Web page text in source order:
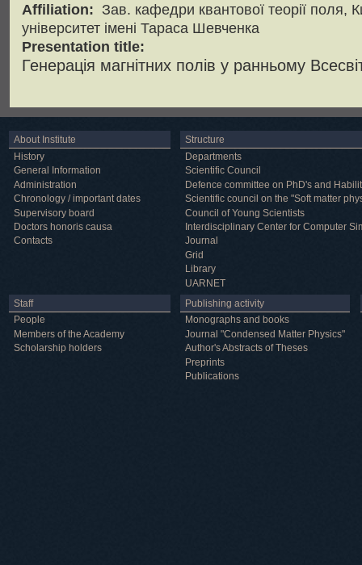
Affiliation: Зав. кафедри квантової теорії поля,
університет імені Тараса Шевченка
Presentation title:
Генерація магнітних полів у ранньому
About Institute
History
General Information
Administration
Chronology / important dates
Supervisory board
Doctors honoris causa
Contacts
Structure
Departments
Scientific Council
Defence committee on PhD's and
Scientific council on the "Soft matter
Council of Young Scientists
Interdisciplinary Center for Computer
Journal
Grid
Library
UARNET
Staff
People
Members of the Academy
Scholarship holders
Publishing activity
Monographs and books
Journal "Condensed Matter Physics"
Author's Abstracts of Theses
Preprints
Publications